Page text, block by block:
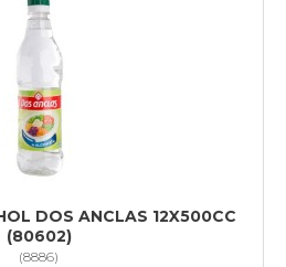
DOS ANCLAS 12X500CC
(80602)
(8886)